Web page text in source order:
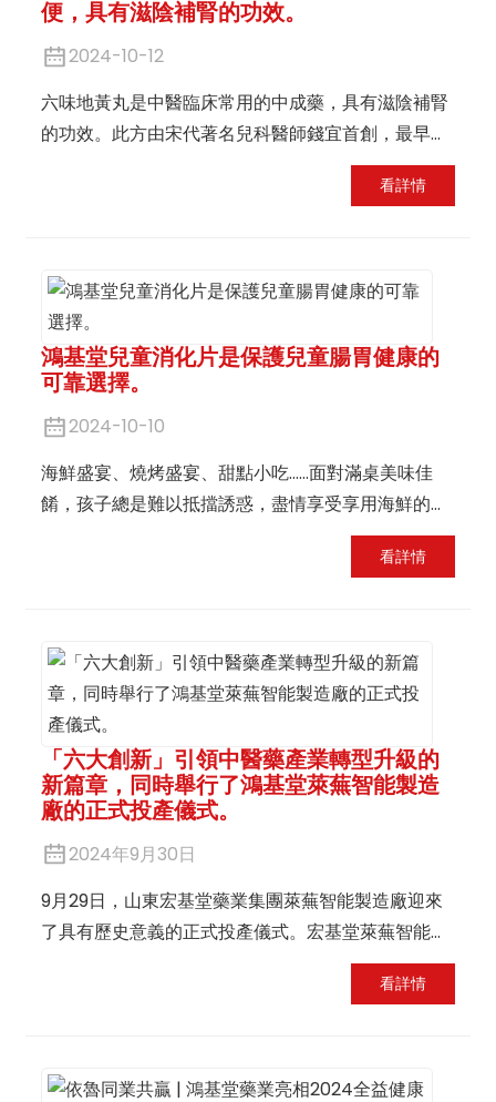
便，具有滋陰補腎的功效。
2024-10-12
六味地黃丸是中醫臨床常用的中成藥，具有滋陰補腎
的功效。此方由宋代著名兒科醫師錢宜首創，最早見
於《兒科方劑直指》一書中。有雲“行醫不易，治兒更
難”，六味地黃丸最初便是藥房中用於兒童的。看詳情
鴻基堂兒童消化片是保護兒童腸胃健康的
可靠選擇。
2024-10-10
海鮮盛宴、燒烤盛宴、甜點小吃……面對滿桌美味佳
餚，孩子總是難以抵擋誘惑，盡情享受享用海鮮的樂
看詳情
「六大創新」引領中醫藥產業轉型升級的
新篇章，同時舉行了鴻基堂萊蕪智能製造
廠的正式投產儀式。
2024年9月30日
9月29日，山東宏基堂藥業集團萊蕪智能製造廠迎來
了具有歷史意義的正式投產儀式。宏基堂萊蕪智能製
造廠於去年12月投產運營，此後陸續完成了穩定性試
驗、GMP認證等各項工作，正式進入全面投產階段。
看詳情